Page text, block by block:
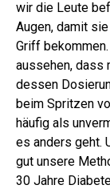
wir die Leute
Augen, damit
Griff
aussehen, dass
dessen
beim Spritzen
häufig als
es anders geht.
gut unsere
30 Jahre